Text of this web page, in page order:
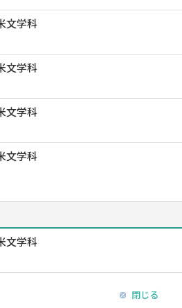
文学科
文学科
文学科
文学科
文学科
閉じる